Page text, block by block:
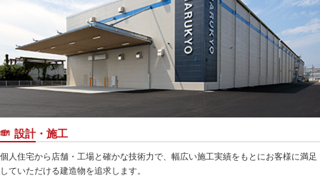
設計・施工
個人住宅から店舗・工場と確かな技術力で、幅広い施工実績をもとにお客様に満足
していただける建造物を追求します。